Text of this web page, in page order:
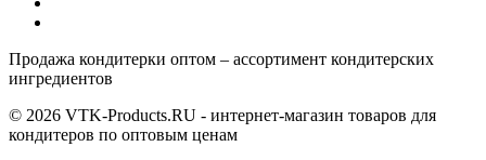
Продажа кондитерки оптом – ассортимент кондитерских
ингредиентов
© 2026 VTK-Products.RU - интернет-магазин товаров для
кондитеров по оптовым ценам